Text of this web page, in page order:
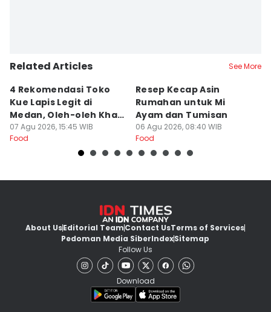
Related Articles See More
4 Rekomendasi Toko
Kue Lapis Legit di
Medan, Oleh-oleh Khas
Sumut
07 Agu 2026, 15:45 WIB
Food
Resep Kecap Asin
Rumahan untuk Mi
Ayam dan Tumisan
06 Agu 2026, 08:40 WIB
Food
About UsEditorial TeamContact UsTerms of Services
Pedoman Media SiberIndexSitemap
Follow Us
Download